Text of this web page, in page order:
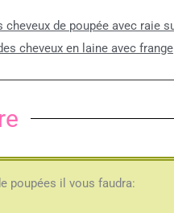
cheveux de poupée avec raie
cheveux en laine avec frange
poupées il vous faudra: